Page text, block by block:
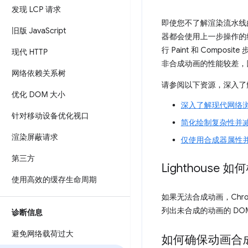
发现 LCP 请求
旧版 JavaScript
现代 HTTP
网络依赖关系树
优化 DOM 大小
针对移动设备优化视口
渲染屏蔽请求
第三方
使用高效的缓存生命周期
诊断信息
避免网络载荷过大
即使您不了解渲染流水
器都会使用上一步操作
行 Paint 和 Composite
非合成动画的性能较差
请参阅以下资源，深入了
深入了解现代网络
简化绘制复杂性并
仅使用合成器属性
Lighthouse 如
如果无法合成动画，
列出未合成的动画的
如何确保动画合